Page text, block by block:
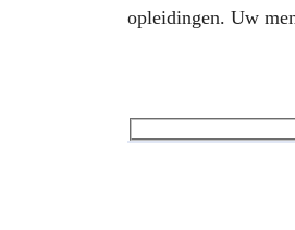
opleidingen. Uw